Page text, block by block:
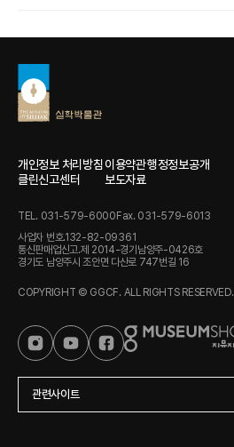
개인정보 처리방침이용약관행정정보공개
클린신고센터
보도자료
TEL. 031-579-6000Fax. 031-579-6013
사업자 번호.132-82-09361
통신판매업신고.제 2014-경기남양주-0426호
경기도 남양주시 조안면 다산로 747번길 16
COPYRIGHT © GGCF. ALL RIGHTS RESERVED.
관련사이트